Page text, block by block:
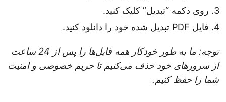
روی دکمه “تبدیل” کلیک کنید.
فایل PDF تبدیل شده خود را دانلود کنید.
توجه: ما به طور خودکار همه فایل‌ها را پس از 24 ساعت
از سرورهای خود حذف می‌کنیم تا حریم خصوصی و امنیت
شما را حفظ کنیم.